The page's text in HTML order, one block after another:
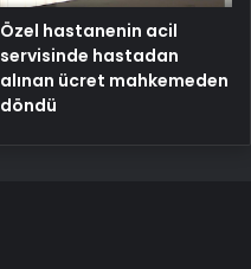
Özel hastanenin acil
servisinde hastadan
alınan ücret mahkemeden
döndü